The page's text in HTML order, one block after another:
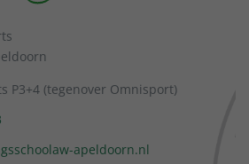
P3+4 (tegenover Omnisport)
apeldoorn.nl